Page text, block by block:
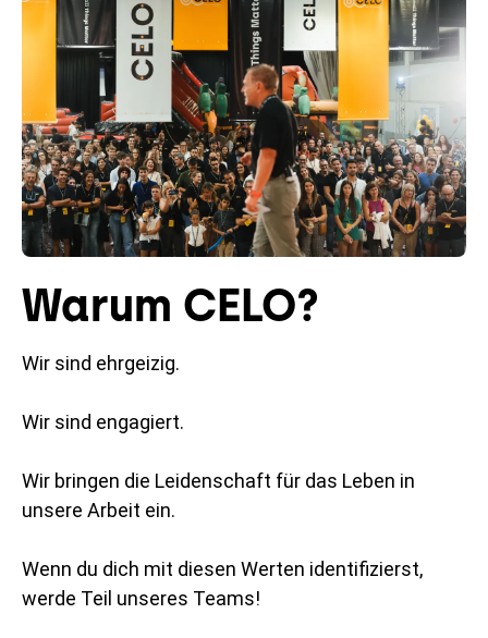
Warum CELO?
Wir sind ehrgeizig.
Wir sind engagiert.
Wir bringen die Leidenschaft für das Leben in
unsere Arbeit ein.
Wenn du dich mit diesen Werten identifizierst,
werde Teil unseres Teams!